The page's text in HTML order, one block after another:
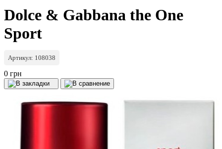
Dolce & Gabbana the One
Sport
Артикул: 108038
0 грн